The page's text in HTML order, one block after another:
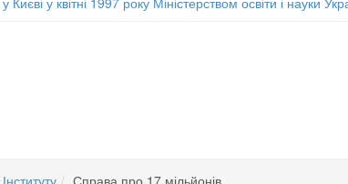
ЕКСПРЕСІЮ ГЕНІВ ТРАНСКРИПЦІЙНИХ ФАКТОРІВ ТА
Справа про 17 мільйонів